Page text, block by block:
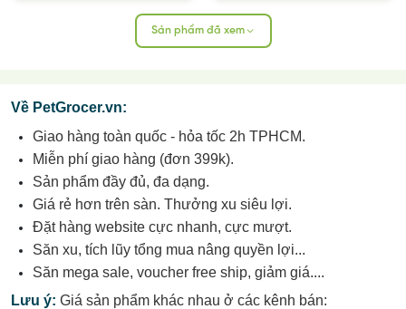
Sản phẩm đã xem
Về PetGrocer.vn:
Giao hàng toàn quốc - hỏa tốc 2h TPHCM.
Miễn phí giao hàng (đơn 399k).
Sản phẩm đầy đủ, đa dạng.
Giá rẻ hơn trên sàn. Thưởng xu siêu lợi.
Đặt hàng website cực nhanh, cực mượt.
Săn xu, tích lũy tổng mua nâng quyền lợi...
Săn mega sale, voucher free ship, giảm giá....
Lưu ý: Giá sản phẩm khác nhau ở các kênh bán: